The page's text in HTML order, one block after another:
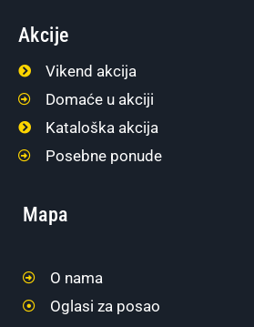
Akcije
Vikend akcija
Domaće u akciji
Kataloška akcija
Posebne ponude
Mapa
O nama
Oglasi za posao